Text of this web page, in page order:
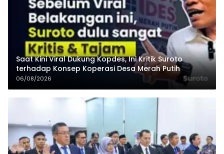
Saat Kini Viral Dukung Kopdes, Ini Kritik Suroto
terhadap Konsep Koperasi Desa Merah Putih
06/08/2026